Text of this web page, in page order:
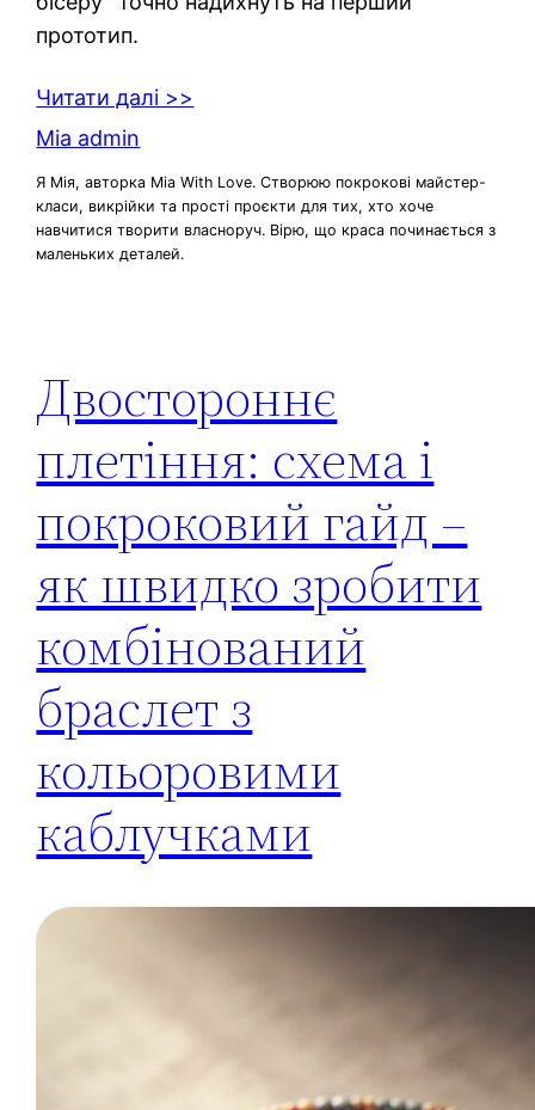
прототип.
Читати далі >>
Mia admin
Я Мія, авторка Mia With Love. Створюю покрокові майстер-
класи, викрійки та прості проєкти для тих, хто хоче
навчитися творити власноруч. Вірю, що краса починається з
маленьких деталей.
Двостороннє
плетіння: схема і
покроковий гайд –
як швидко зробити
комбінований
браслет з
кольоровими
каблучками